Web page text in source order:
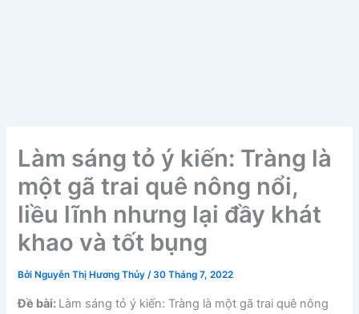
Làm sáng tỏ ý kiến: Tràng là
một gã trai quê nông nổi,
liều lĩnh nhưng lại đầy khát
khao và tốt bụng
Bởi Nguyễn Thị Hương Thủy/30 Tháng 7, 2022
Đề bài: Làm sáng tỏ ý kiến: Tràng là một gã trai quê nông